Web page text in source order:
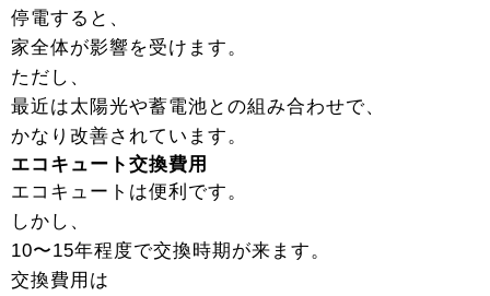
停電すると、
家全体が影響を受けます。
ただし、
最近は太陽光や蓄電池との組み合わせで、
かなり改善されています。
エコキュート交換費用
エコキュートは便利です。
しかし、
10〜15年程度で交換時期が来ます。
交換費用は